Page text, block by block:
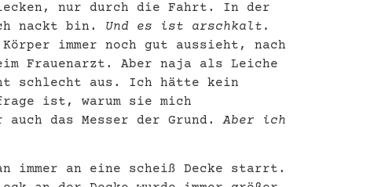
nur durch die Fahrt. In der
nackt bin. Und es ist arschkalt.
immer noch gut aussieht, nach
Frauenarzt. Aber naja als Leiche
schlecht aus. Ich hätte kein
ist, warum sie mich
das Messer der Grund.Aber ich
immer an eine scheiß Decke starrt.